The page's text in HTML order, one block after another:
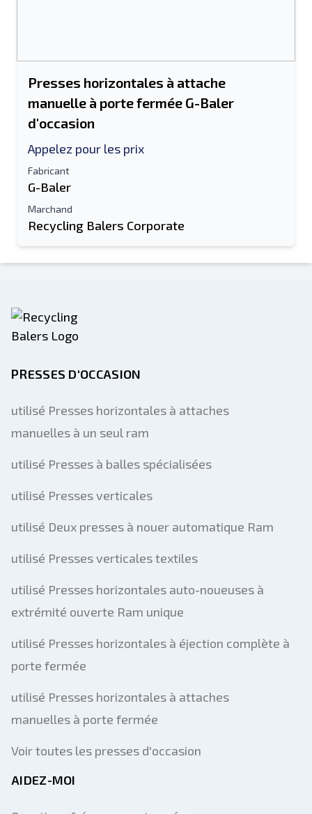
Presses horizontales à attache
manuelle à porte fermée G-Baler
d'occasion
Appelez pour les prix
Fabricant
G-Baler
Marchand
Recycling Balers Corporate
PRESSES D'OCCASION
utilisé Presses horizontales à attaches
manuelles à un seul ram
utilisé Presses à balles spécialisées
utilisé Presses verticales
utilisé Deux presses à nouer automatique Ram
utilisé Presses verticales textiles
utilisé Presses horizontales auto-noueuses à
extrémité ouverte Ram unique
utilisé Presses horizontales à éjection complète à
porte fermée
utilisé Presses horizontales à attaches
manuelles à porte fermée
Voir toutes les presses d'occasion
AIDEZ-MOI